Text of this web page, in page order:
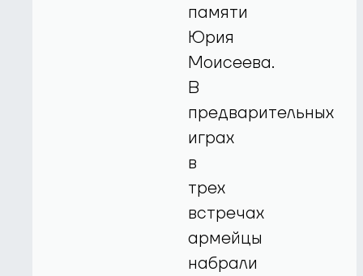
памяти
Юрия
Моисеева.
В
предварительных
играх
в
трех
встречах
армейцы
набрали